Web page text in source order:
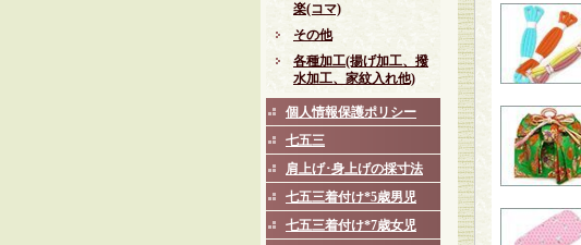
楽(コマ)
その他
各種加工(揚げ加工、撥
水加工、家紋入れ他)
個人情報保護ポリシー
七五三
肩上げ･身上げの採寸法
七五三着付け*5歳男児
七五三着付け*7歳女児